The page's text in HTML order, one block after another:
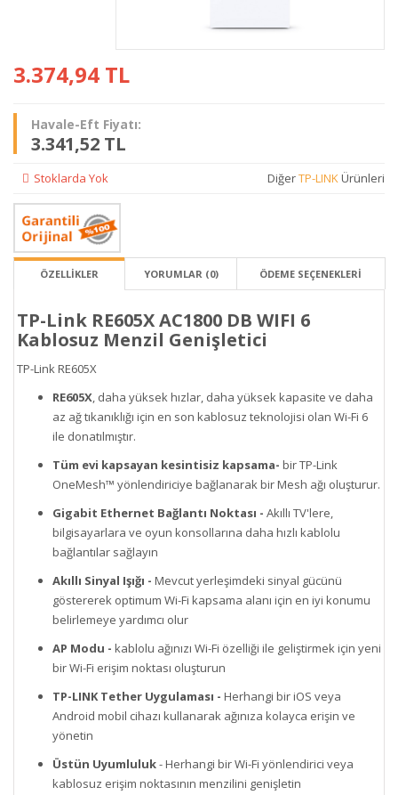
3.374,94 TL
Havale-Eft Fiyatı:
3.341,52 TL
Stoklarda Yok DiğerTP-LINKÜrünleri
ÖZELLİKLER YORUMLAR (0) ÖDEME SEÇENEKLERI
TP-Link RE605X AC1800 DB WIFI 6
Kablosuz Menzil Genişletici
TP-Link RE605X
RE605X , daha yüksek hızlar, daha yüksek kapasite ve daha
az ağ tıkanıklığı için en son kablosuz teknolojisi olan Wi-Fi 6
ile donatılmıştır.
Tüm evi kapsayan kesintisiz kapsama- bir TP-Link
OneMesh™ yönlendiriciye bağlanarak bir Mesh ağı oluşturur.
Gigabit Ethernet Bağlantı Noktası - Akıllı TV'lere,
bilgisayarlara ve oyun konsollarına daha hızlı kablolu
bağlantılar sağlayın
Akıllı Sinyal Işığı - Mevcut yerleşimdeki sinyal gücünü
göstererek optimum Wi-Fi kapsama alanı için en iyi konumu
belirlemeye yardımcı olur
AP Modu - kablolu ağınızı Wi-Fi özelliği ile geliştirmek için yeni
bir Wi-Fi erişim noktası oluşturun
TP-LINK Tether Uygulaması - Herhangi bir iOS veya
Android mobil cihazı kullanarak ağınıza kolayca erişin ve
yönetin
Üstün Uyumluluk- Herhangi bir Wi-Fi yönlendirici veya
kablosuz erişim noktasının menzilini genişletin